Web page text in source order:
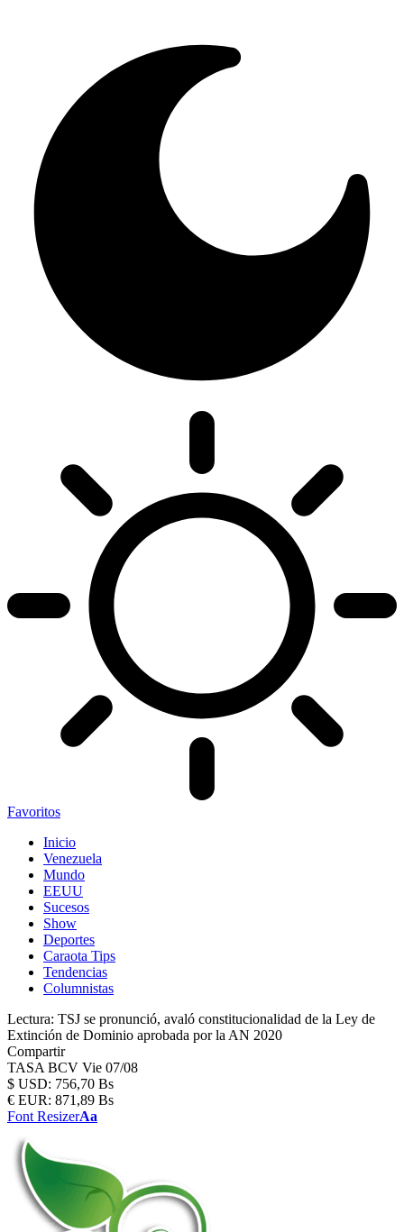
Favoritos
Inicio
Venezuela
Mundo
EEUU
Sucesos
Show
Deportes
Caraota Tips
Tendencias
Columnistas
Lectura: TSJ se pronunció, avaló constitucionalidad de la Ley de
Extinción de Dominio aprobada por la AN 2020
Compartir
TASA BCV Vie 07/08
$ USD: 756,70 Bs
€ EUR: 871,89 Bs
Font ResizerAa